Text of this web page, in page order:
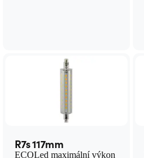
R7s 117mm
ECOLed maximální výkon